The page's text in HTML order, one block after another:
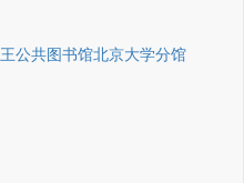
公共图书馆北京大学分馆